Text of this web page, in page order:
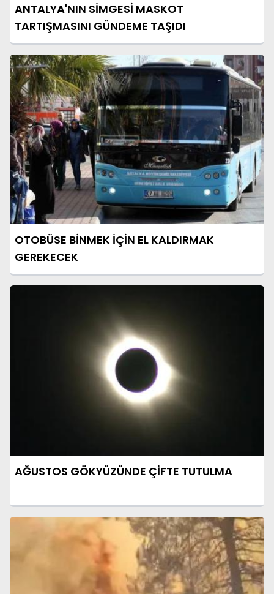
ANTALYA'NIN SİMGESİ MASKOT
TARTIŞMASINI GÜNDEME TAŞIDI
OTOBÜSE BİNMEK İÇİN EL KALDIRMAK
GEREKECEK
AĞUSTOS GÖKYÜZÜNDE ÇİFTE TUTULMA